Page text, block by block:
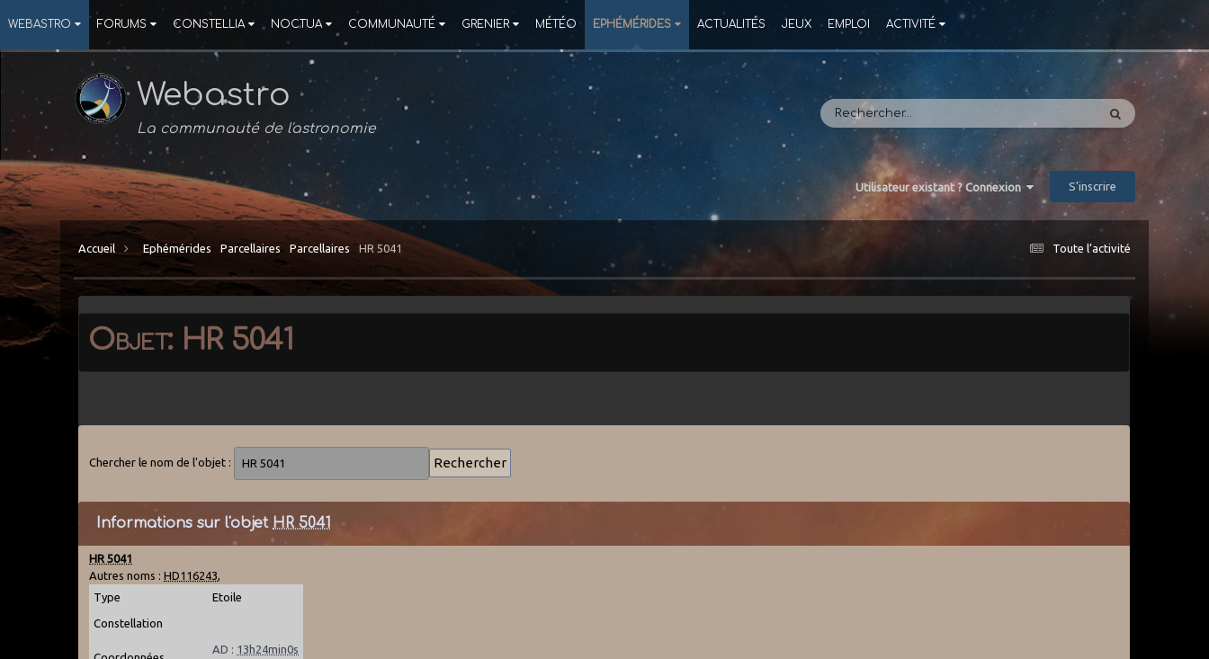
WEBASTRO FORUMS CONSTELLIA NOCTUA COMMUNAUTÉ GRENIER MÉTÉO EPHÉMÉRIDES ACTUALITÉS JEUX EMPLOI ACTIVITÉ
Webastro
La communauté de l'astronomie
Utilisateur existant ? Connexion S’inscrire
Toute l’activité
Accueil Ephémérides Parcellaires Parcellaires HR 5041
Objet: HR 5041
Chercher le nom de l'objet :
Informations sur l'objet HR 5041
HR 5041
Autres noms :HD116243
Type
Etoile
Constellation
AD : 13h24min0s